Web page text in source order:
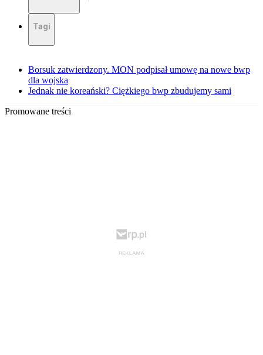
Tagi
Borsuk zatwierdzony. MON podpisał umowę na nowe bwp
dla wojska
Jednak nie koreański? Ciężkiego bwp zbudujemy sami
Promowane treści